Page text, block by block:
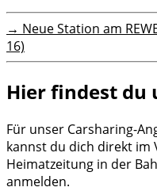
→ Neue Station am
16)
Hier findest du
Für unser Carsharing-
kannst du dich direkt im
Heimatzeitung in der
anmelden.